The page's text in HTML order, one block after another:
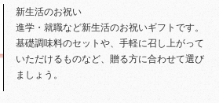
新生活のお祝い
進学・就職など新生活のお祝いギフトです。
基礎調味料のセットや、手軽に召し上がって
いただけるものなど、贈る方に合わせて選び
ましょう。